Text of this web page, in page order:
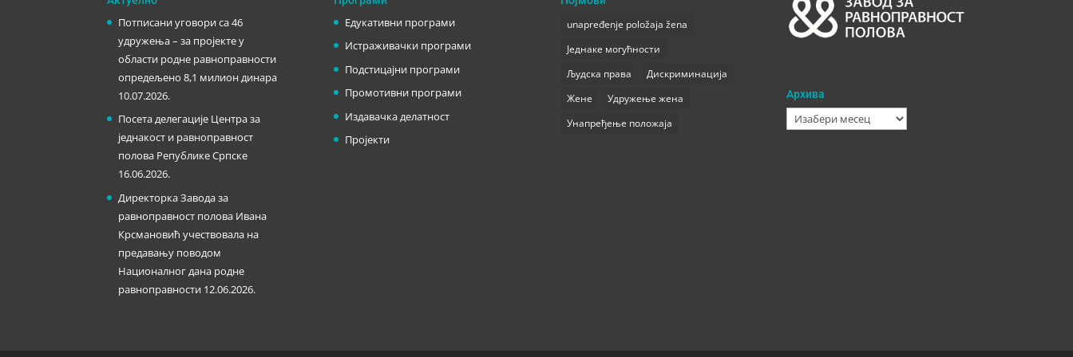
Потписани уговори са 46
удружења – за пројекте у
области родне равноправности
опредељено 8,1 милион динара
10.07.2026.
Посета делегације Центра за
једнакост и равноправност
полова Републике Српске
16.06.2026.
Директорка Завода за
равноправност полова Ивана
Крсмановић учествовала на
предавању поводом
Националног дана родне
равноправности 12.06.2026.
Едукативни програми
Истраживачки програми
Подстицајни програми
Промотивни програми
Издавачка делатност
Пројекти
unapređenje položaja žena
Једнаке могућности
Људска права
Дискриминација
Жене
Удружење жена
Унапређење положаја
Архива
Архива